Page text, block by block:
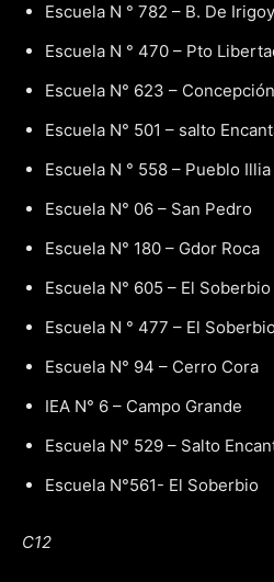
Escuela N ° 782 – B. De
Escuela N ° 470 – Pto
Escuela N° 623 –
Escuela N° 501 – salto
Escuela N ° 558 – Pueblo Illia
Escuela N° 06 – San Pedro
Escuela N° 180 – Gdor Roca
Escuela N° 605 – El Soberbio
Escuela N ° 477 – El Soberbio
Escuela N° 94 – Cerro Cora
IEA N° 6 – Campo Grande
Escuela N° 529 – Salto
Escuela N°561- El Soberbio
C12